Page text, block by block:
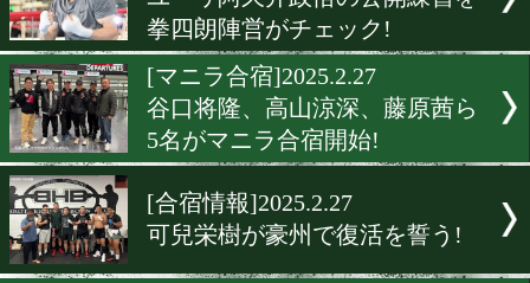
[公開練習]2025.3.4
A・オラスクアガが王者の
[公開練習]2025.3.3
寺地拳四朗「相手の癖は直
い」